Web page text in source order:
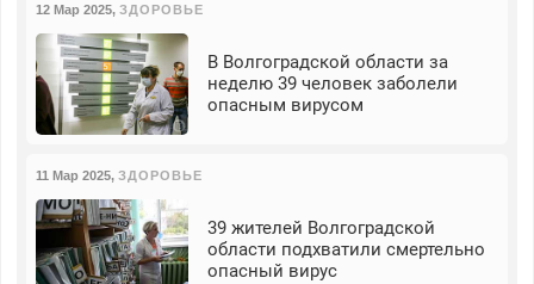
12 Мар 2025, ЗДОРОВЬЕ
В Волгоградской области за
неделю 39 человек заболели
опасным вирусом
11 Мар 2025, ЗДОРОВЬЕ
39 жителей Волгоградской
области подхватили смертельно
опасный вирус